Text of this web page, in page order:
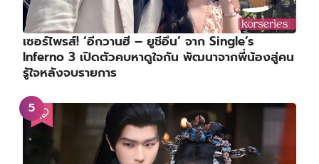
เซอร์ไพรส์! ‘อีกวานฮี – ยูชีอึน’ จาก Single’s
Inferno 3 เปิดตัวคบหาดูใจกัน พัฒนาจากพี่น้องสู่คน
รู้ใจหลังจบรายการ